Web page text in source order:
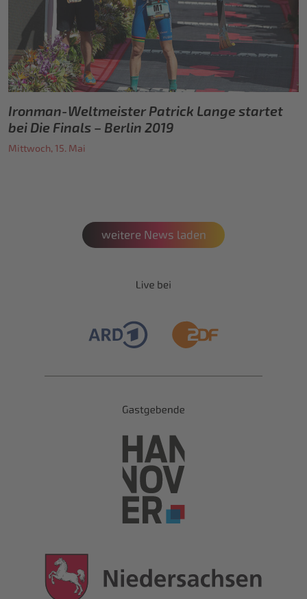
Ironman-Weltmeister Patrick Lange startet
bei Die Finals – Berlin 2019
Mittwoch, 15. Mai
weitere News laden